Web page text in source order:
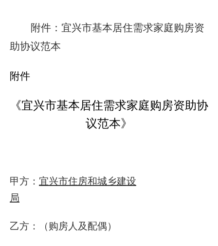
附件： 宜兴市基本居住需求家庭购房资
助协议范本
附件
《宜兴市基本居住需求家庭购房资助协
议范本》
甲方： 宜兴市住房和城乡建设
局
乙方：（购房人及配偶）